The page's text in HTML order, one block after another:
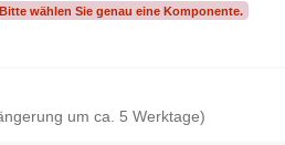
Bitte wählen Sie genau eine Komponente.
um ca. 5 Werktage)